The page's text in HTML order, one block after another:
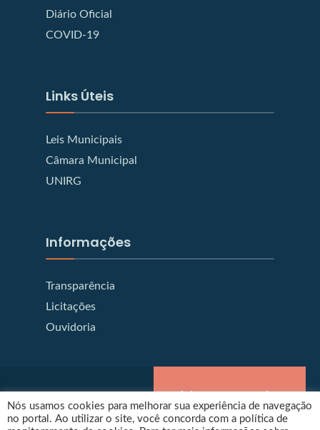
Diário Oficial
COVID-19
Links Úteis
Leis Municipais
Câmara Municipal
UNIRG
Informações
Transparência
Licitações
Ouvidoria
Prefeitura de Gurupi
Nós usamos cookies para melhorar sua experiência de navegação
no portal. Ao utilizar o site, você concorda com a política de